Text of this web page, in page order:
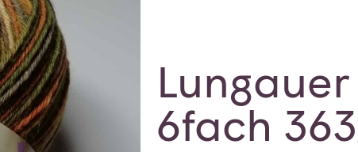
6fach